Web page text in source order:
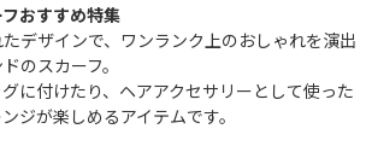
おすすめ特集
デザインで、ワンランク上のおしゃれを演出
のスカーフ。
に付けたり、ヘアアクセサリーとして使った
ジが楽しめるアイテムです。